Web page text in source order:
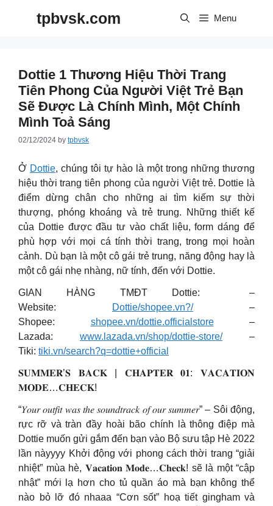
tpbvsk.com Menu
Dottie 1 Thương Hiệu Thời Trang
Tiên Phong Của Người Việt Trẻ Bạn
Sẽ Được Là Chính Mình, Một Chính
Mình Toả Sáng
02/12/2024 by tpbvsk
Ở Dottie, chúng tôi tự hào là một trong những thương
hiệu thời trang tiên phong của người Việt trẻ. Dottie là
điểm dừng chân cho những ai tìm kiếm sự thời
thượng, phóng khoáng và trẻ trung. Những thiết kế
của Dottie được đầu tư vào chất liệu, form dáng để
phù hợp với mọi cá tính thời trang, trong mọi hoàn
cảnh. Dù bạn là một cô gái trẻ trung, năng động hay là
một cô gái nhẹ nhàng, nữ tính, đến với Dottie.
GIAN HÀNG TMĐT Dottie: –
Website:
Dottie/shopee.vn?/–
Shopee: shopee.vn/dottie.officialstore–
Lazada: www.lazada.vn/shop/dottie-store/–
Tiki: tiki.vn/search?q=dottie+official
𝐒𝐔𝐌𝐌𝐄𝐑’𝐒 𝐁𝐀𝐂𝐊 | 𝐂𝐇𝐀𝐏𝐓𝐄𝐑 𝟎𝟏: 𝐕𝐀𝐂𝐀𝐓𝐈𝐎𝐍
𝐌𝐎𝐃𝐄…𝐂𝐇𝐄𝐂𝐊!
“𝑌𝑜𝑢𝑟 𝑜𝑢𝑡𝑓𝑖𝑡 𝑤𝑎𝑠 𝑡ℎ𝑒 𝑠𝑜𝑢𝑛𝑑𝑡𝑟𝑎𝑐𝑘 𝑜𝑓 𝑜𝑢𝑟 𝑠𝑢𝑚𝑚𝑒𝑟” – Sôi động,
rực rỡ và tràn đầy hoài bão chính là thông điệp mà
Dottie muốn gửi gắm đến bạn vào Bộ sưu tập Hè 2022
lần nàyyyy Khởi động với phong cách thời trang “giải
nhiệt” mùa hè, 𝐕𝐚𝐜𝐚𝐭𝐢𝐨𝐧 𝐌𝐨𝐝𝐞…𝐂𝐡𝐞𝐜𝐤! sẽ là một “cập
nhật” mới lạ hơn cho tủ quần áo mà bạn không thể
nào bỏ lỡ đó nhaaa “Cơn sốt” hoạ tiết gingham và